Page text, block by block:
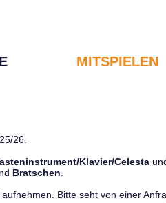
MITSPIELEN
26.
Klavier/Celesta
Bratschen
Bitte seht von einer